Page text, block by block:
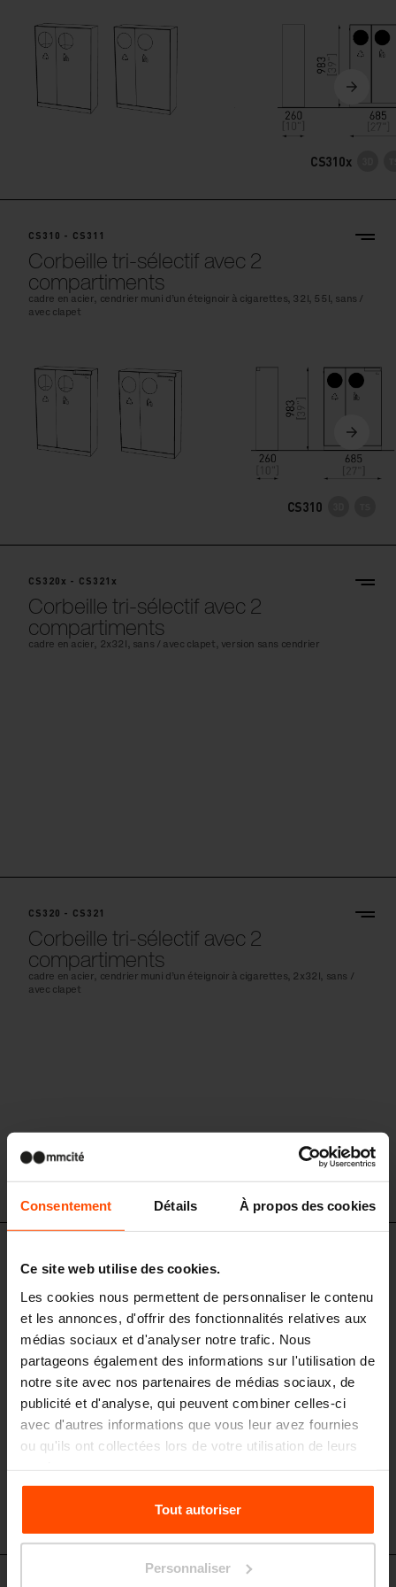
Consentement Détails À propos des cookies
Ce site web utilise des cookies.
Les cookies nous permettent de personnaliser le contenu
et les annonces, d'offrir des fonctionnalités relatives aux
médias sociaux et d'analyser notre trafic. Nous
partageons également des informations sur l'utilisation de
notre site avec nos partenaires de médias sociaux, de
publicité et d'analyse, qui peuvent combiner celles-ci
avec d'autres informations que vous leur avez fournies
ou qu'ils ont collectées lors de votre utilisation de leurs
Pour plus d'informations, veuillez consulter le
sitePrinciples Relating to the Processing Personal
Tout autoriser
Personnaliser
CS310x
CS310 - CS311
Corbeille tri-sélectif avec 2
compartiments
cadre en acier, cendrier muni d’un éteignoir à cigarettes, 32l, 55l, sans /
avec clapet
CS310
CS320x - CS321x
Corbeille tri-sélectif avec 2
compartiments
cadre en acier, 2x32l, sans / avec clapet, version sans cendrier
CS320 - CS321
Corbeille tri-sélectif avec 2
compartiments
cadre en acier, cendrier muni d’un éteignoir à cigarettes, 2x32l, sans /
avec clapet
Corbeille tri-sélectif avec 2
compartiments
cadre en acier, 2x55l, sans / avec clapet, version sans cendrier